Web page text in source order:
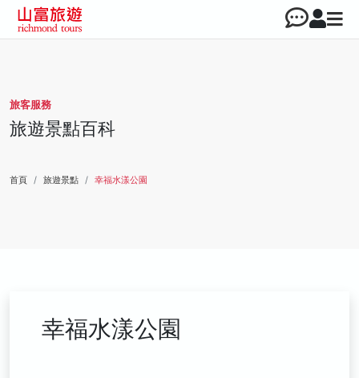
旅客服務
旅遊景點百科
首頁 旅遊景點 幸福水漾公園
幸福水漾公園